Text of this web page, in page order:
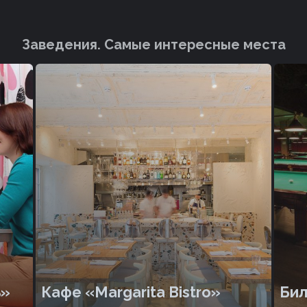
Заведения. Cамые интересные места
Кафе «Margarita Bistro»